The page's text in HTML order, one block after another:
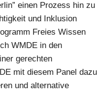
einen Prozess hin zu
und Inklusion
Freies Wissen
WMDE in den
gerechten
mit diesem Panel dazu
und alternative